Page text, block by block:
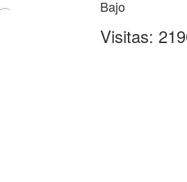
Bajo
Visitas: